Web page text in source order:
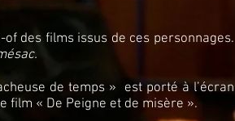
des films issus de ces personnages.
de temps » est porté à l’écran
film « De Peigne et de misère ».